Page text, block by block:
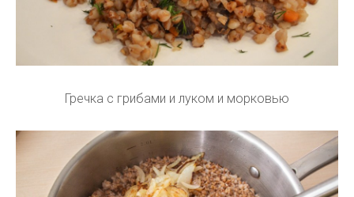
Гречка с грибами и луком и морковью